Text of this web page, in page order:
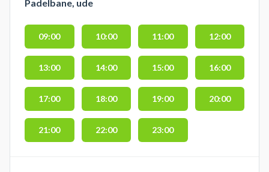
Padelbane, ude
09:00 10:00 11:00 12:00
13:00 14:00 15:00 16:00
17:00 18:00 19:00 20:00
21:00 22:00 23:00